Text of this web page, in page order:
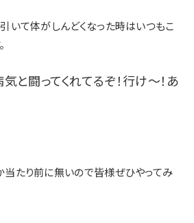
いて体がしんどくなった時はいつもこ
と闘ってくれてるぞ！行け〜！あ
当たり前に無いので皆様ぜひやってみ